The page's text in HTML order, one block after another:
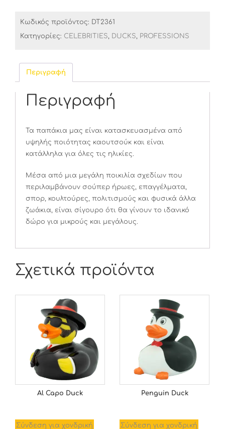
Κωδικός προϊόντος: DT2361
Κατηγορίες: CELEBRITIES, DUCKS, PROFESSIONS
Περιγραφή
Περιγραφή
Τα παπάκια μας είναι κατασκευασμένα από
υψηλής ποιότητας καουτσούκ και είναι
κατάλληλα για όλες τις ηλικίες.
Μέσα από μια μεγάλη ποικιλία σχεδίων που
περιλαμβάνουν σούπερ ήρωες, επαγγέλματα,
σπορ, κουλτούρες, πολιτισμούς και φυσικά άλλα
ζωάκια, είναι σίγουρο ότι θα γίνουν το ιδανικό
δώρο για μικρούς και μεγάλους.
Σχετικά προϊόντα
Al Capo Duck
Σύνδεση για χονδρική
Penguin Duck
Σύνδεση για χονδρική